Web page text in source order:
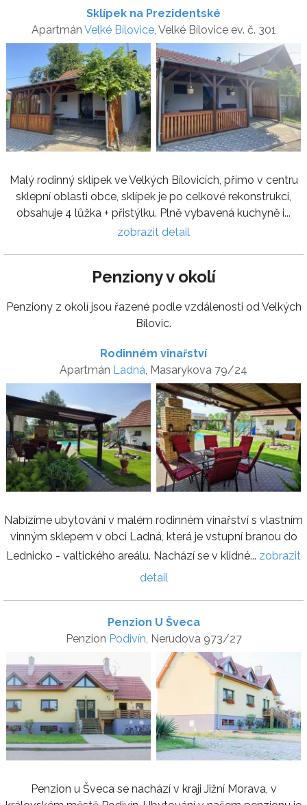
Sklípek na Prezidentské
Apartmán Velké Bílovice, Velké Bílovice ev. č. 301
Malý rodinný sklípek ve Velkých Bílovicích, přímo v centru
sklepní oblasti obce, sklípek je po celkové rekonstrukci,
obsahuje 4 lůžka + přistýlku. Plně vybavená kuchyně i...
zobrazit detail
Penziony v okolí
Penziony z okolí jsou řazené podle vzdálenosti od Velkých
Bílovic.
Rodinném vinařství
Apartmán Ladná, Masarykova 79/24
Nabízíme ubytování v malém rodinném vinařství s vlastním
vinným sklepem v obci Ladná, která je vstupní branou do
Lednicko - valtického areálu. Nachází se v klidné... zobrazit
detail
Penzion U Šveca
Penzion Podivín, Nerudova 973/27
Penzion u Šveca se nachází v kraji Jižní Morava, v